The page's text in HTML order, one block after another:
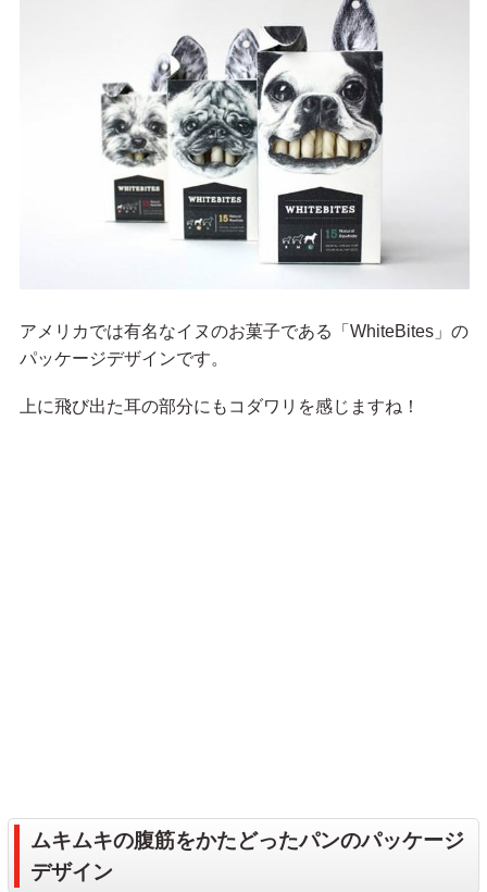
アメリカでは有名なイヌのお菓子である「WhiteBites」の
パッケージデザインです。
上に飛び出た耳の部分にもコダワリを感じますね！
ムキムキの腹筋をかたどったパンのパッケージ
デザイン